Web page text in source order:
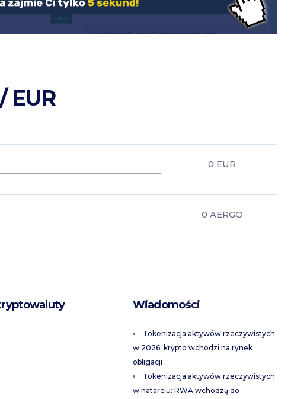
EUR
0 EUR
0 AERGO
Wiadomości
Tokenizacja aktywów rzeczywistych
w 2026: krypto wchodzi na rynek
obligacji
Tokenizacja aktywów rzeczywistych
w natarciu: RWA wchodzą do